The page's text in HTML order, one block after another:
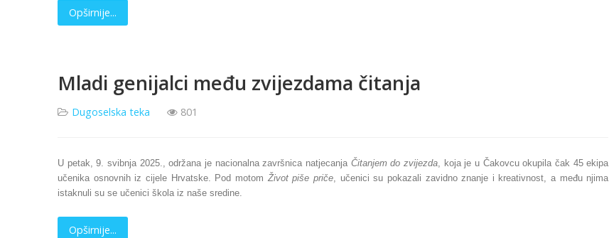
Opširnije...
Mladi genijalci među zvijezdama čitanja
Dugoselska teka 801
U petak, 9. svibnja 2025., održana je nacionalna završnica natjecanja Čitanjem do zvijezda, koja je u Čakovcu okupila čak 45 ekipa
učenika osnovnih iz cijele Hrvatske. Pod motom Život piše priče, učenici su pokazali zavidno znanje i kreativnost, a među njima
istaknuli su se učenici škola iz naše sredine.
Opširnije...